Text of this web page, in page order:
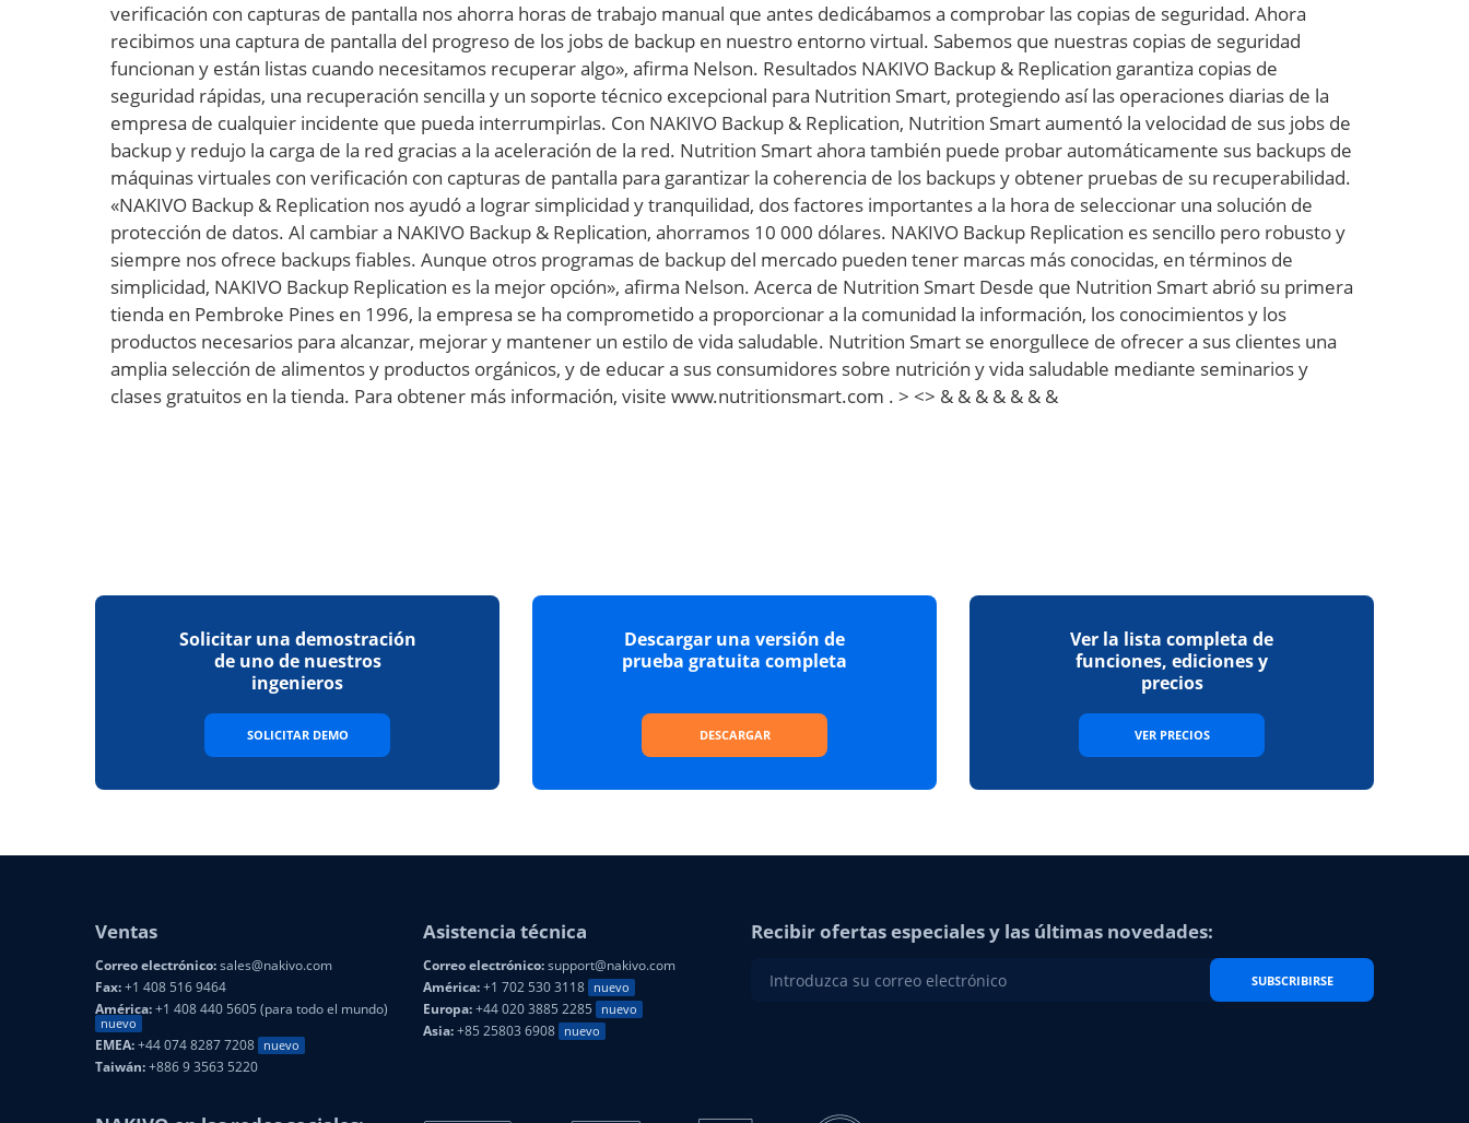
verificación con capturas de pantalla nos ahorra horas de trabajo manual que antes dedicábamos a comprobar las copias de seguridad. Ahora
recibimos una captura de pantalla del progreso de los jobs de backup en nuestro entorno virtual. Sabemos que nuestras copias de seguridad
funcionan y están listas cuando necesitamos recuperar algo», afirma Nelson. Resultados NAKIVO Backup & Replication garantiza copias de
seguridad rápidas, una recuperación sencilla y un soporte técnico excepcional para Nutrition Smart, protegiendo así las operaciones diarias de la
empresa de cualquier incidente que pueda interrumpirlas. Con NAKIVO Backup & Replication, Nutrition Smart aumentó la velocidad de sus jobs de
backup y redujo la carga de la red gracias a la aceleración de la red. Nutrition Smart ahora también puede probar automáticamente sus backups de
máquinas virtuales con verificación con capturas de pantalla para garantizar la coherencia de los backups y obtener pruebas de su recuperabilidad.
«NAKIVO Backup & Replication nos ayudó a lograr simplicidad y tranquilidad, dos factores importantes a la hora de seleccionar una solución de
protección de datos. Al cambiar a NAKIVO Backup & Replication, ahorramos 10 000 dólares. NAKIVO Backup Replication es sencillo pero robusto y
siempre nos ofrece backups fiables. Aunque otros programas de backup del mercado pueden tener marcas más conocidas, en términos de
simplicidad, NAKIVO Backup Replication es la mejor opción», afirma Nelson. Acerca de Nutrition Smart Desde que Nutrition Smart abrió su primera
tienda en Pembroke Pines en 1996, la empresa se ha comprometido a proporcionar a la comunidad la información, los conocimientos y los
productos necesarios para alcanzar, mejorar y mantener un estilo de vida saludable. Nutrition Smart se enorgullece de ofrecer a sus clientes una
amplia selección de alimentos y productos orgánicos, y de educar a sus consumidores sobre nutrición y vida saludable mediante seminarios y
clases gratuitos en la tienda. Para obtener más información, visite www.nutritionsmart.com . > <> & & & & & & &
Solicitar una demostración
de uno de nuestros
ingenieros
SOLICITAR DEMO
Descargar una versión de
prueba gratuita completa
DESCARGAR
Ver la lista completa de
funciones, ediciones y
precios
VER PRECIOS
Ventas
Correo electrónico:sales@nakivo.com
Fax:+1 408 516 9464
América:+1 408 440 5605 (para todo el mundo)
nuevo
EMEA:+44 074 8287 7208 nuevo
Taiwán:+886 9 3563 5220
Asistencia técnica
Correo electrónico:support@nakivo.com
América:+1 702 530 3118 nuevo
Europa:+44 020 3885 2285 nuevo
Asia:+85 25803 6908 nuevo
Recibir ofertas especiales y las últimas novedades:
SUBSCRIBIRSE